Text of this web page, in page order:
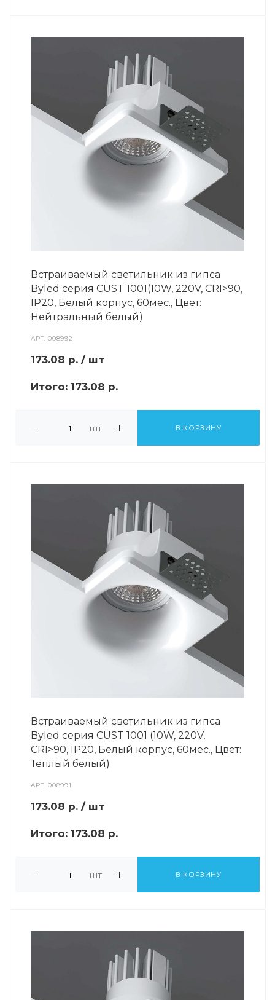
Встраиваемый светильник из гипса
Byled серия CUST 1001(10W, 220V, CRI>90,
IP20, Белый корпус, 60мес., Цвет:
Нейтральный белый)
АРТ.008992
173.08 р. / шт
Итого: 173.08 р.
шт В КОРЗИНУ
Встраиваемый светильник из гипса
Byled серия CUST 1001 (10W, 220V,
CRI>90, IP20, Белый корпус, 60мес., Цвет:
Теплый белый)
АРТ.008991
173.08 р. / шт
Итого: 173.08 р.
шт В КОРЗИНУ